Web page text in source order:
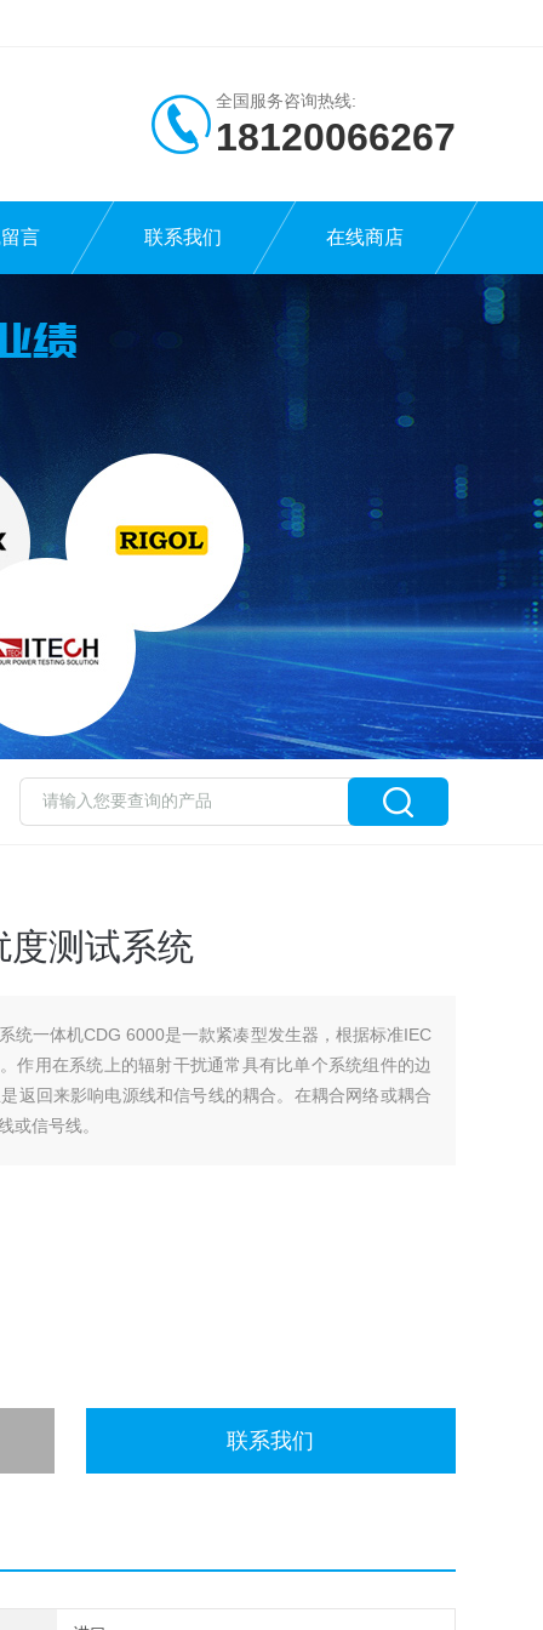
全国服务咨询热线:
18120066267
言 联系我们 在线商店
度测试系统
统一体机CDG 6000是一款紧凑型发生器，根据标准IEC
作用在系统上的辐射干扰通常具有比单个系统组件的边
返回来影响电源线和信号线的耦合。在耦合网络或耦合
或信号线。
联系我们